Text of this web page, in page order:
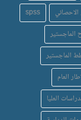
الاحصائي
spss
الماجستير
الماجستير
العام
العليا